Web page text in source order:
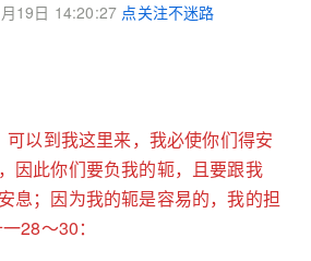
19日 14:20:27 点关注不迷路
可以到我这里来，我必使你们得安
因此你们要负我的轭，且要跟我
息；因为我的轭是容易的，我的担
28～30：